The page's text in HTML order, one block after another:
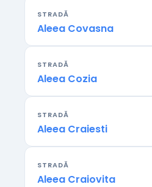
STRADĂ
Aleea Covasna
STRADĂ
Aleea Cozia
STRADĂ
Aleea Craiesti
STRADĂ
Aleea Craiovita